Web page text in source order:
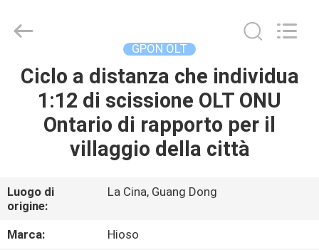
CASA
PRODOTTI
CIRCA
NOI
Rights
GPON OLT
Ciclo a distanza che individua
1:12 di scissione OLT ONU
Ontario di rapporto per il
villaggio della città
Luogo di
origine:
La Cina, Guang Dong
Marca:
Hioso